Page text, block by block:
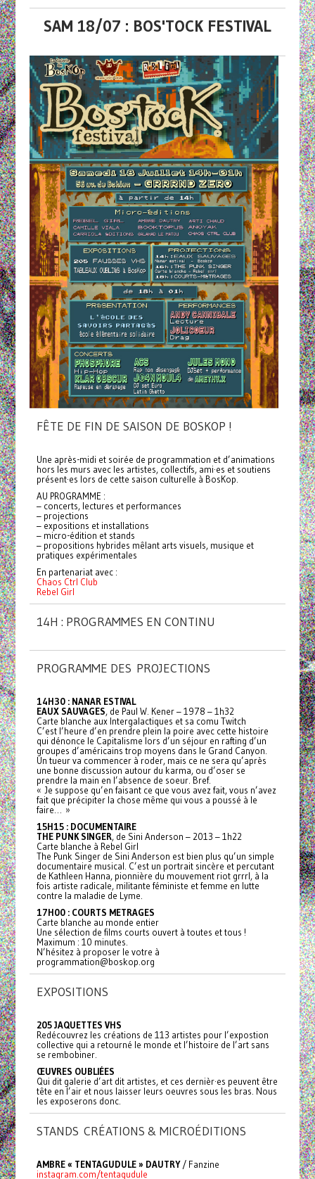
SAM 18/07 : BOS'TOCK FESTIVAL
FÊTE DE FIN DE SAISON DE BOSKOP !
Une après-midi et soirée de programmation et d’animations
hors les murs avec les artistes, collectifs, ami·es et soutiens
présent·es lors de cette saison culturelle à BosKop.
AU PROGRAMME :
– concerts, lectures et performances
– projections
– expositions et installations
– micro-édition et stands
– propositions hybrides mêlant arts visuels, musique et
pratiques expérimentales
En partenariat avec :
Chaos Ctrl Club
Rebel Girl
14H : PROGRAMMES EN CONTINU
PROGRAMME DES PROJECTIONS
14H30 : NANAR ESTIVAL
EAUX SAUVAGES, de Paul W. Kener – 1978 – 1h32
Carte blanche aux Intergalactiques et sa comu Twitch
C’est l’heure d’en prendre plein la poire avec cette histoire
qui dénonce le Capitalisme lors d’un séjour en rafting d’un
groupes d’américains trop moyens dans le Grand Canyon.
Un tueur va commencer à roder, mais ce ne sera qu’après
une bonne discussion autour du karma, ou d’oser se
prendre la main en l’absence de soeur. Bref.
« Je suppose qu’en faisant ce que vous avez fait, vous n’avez
fait que précipiter la chose même qui vous a poussé à le
faire… »
15H15 : DOCUMENTAIRE
THE PUNK SINGER, de Sini Anderson – 2013 – 1h22
Carte blanche à Rebel Girl
The Punk Singer de Sini Anderson est bien plus qu’un simple
documentaire musical. C’est un portrait sincère et percutant
de Kathleen Hanna, pionnière du mouvement riot grrrl, à la
fois artiste radicale, militante féministe et femme en lutte
contre la maladie de Lyme.
17H00 : COURTS METRAGES
Carte blanche au monde entier
Une sélection de films courts ouvert à toutes et tous !
Maximum : 10 minutes.
N’hésitez à proposer le votre à
programmation@boskop.org
EXPOSITIONS
205 JAQUETTES VHS
Redécouvrez les créations de 113 artistes pour l’expostion
collective qui a retourné le monde et l’histoire de l’art sans
se rembobiner.
ŒUVRES OUBLIÉES
Qui dit galerie d’art dit artistes, et ces dernièr·es peuvent être
tête en l’air et nous laisser leurs oeuvres sous les bras. Nous
les exposerons donc.
STANDS CRÉATIONS & MICROÉDITIONS
AMBRE « TENTAGUDULE » DAUTRY/ Fanzine
instagram.com/tentagudule